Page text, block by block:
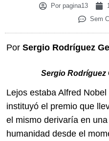
Porpagina13
Sem
Por Sergio Rodríguez
Sergio Rodríguez
Lejos estaba Alfred
instituyó el premio que
el mismo derivaría en
humanidad desde el